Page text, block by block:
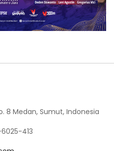
8 Medan, Sumut, Indonesia
413